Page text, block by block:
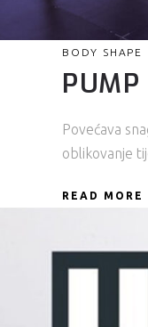
BODY SHAPE
PUMP
Povećava
oblikovanje
READ MORE